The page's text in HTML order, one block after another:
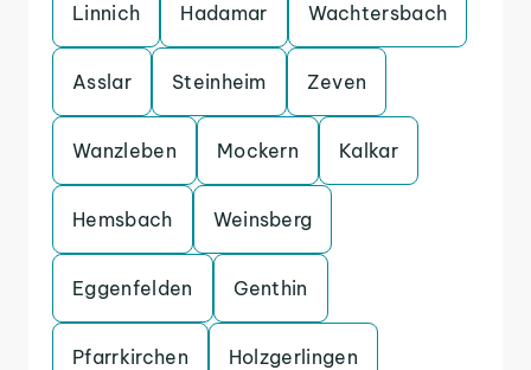
Linnich Hadamar Wachtersbach
Asslar Steinheim Zeven
Wanzleben Mockern Kalkar
Hemsbach Weinsberg
Eggenfelden Genthin
Pfarrkirchen Holzgerlingen